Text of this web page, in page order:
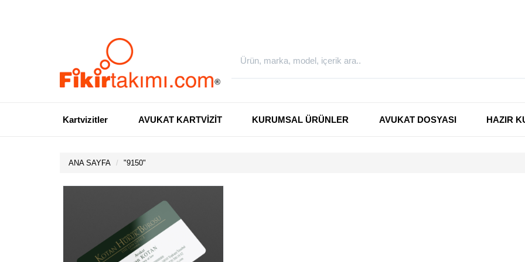
Kartvizitler AVUKAT KARTVİZİT KURUMSAL ÜRÜNLER AVUKAT DOSYASI HAZIR
ANA SAYFA "9150"